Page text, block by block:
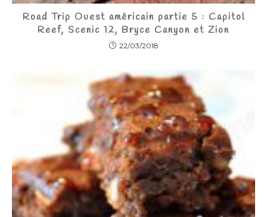
Road Trip Ouest américain partie 5 : Capitol
Reef, Scenic 12, Bryce Canyon et Zion
22/03/2018